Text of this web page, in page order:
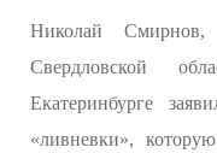
Николай
Свердловской
Екатеринбурге
«ливневки»,